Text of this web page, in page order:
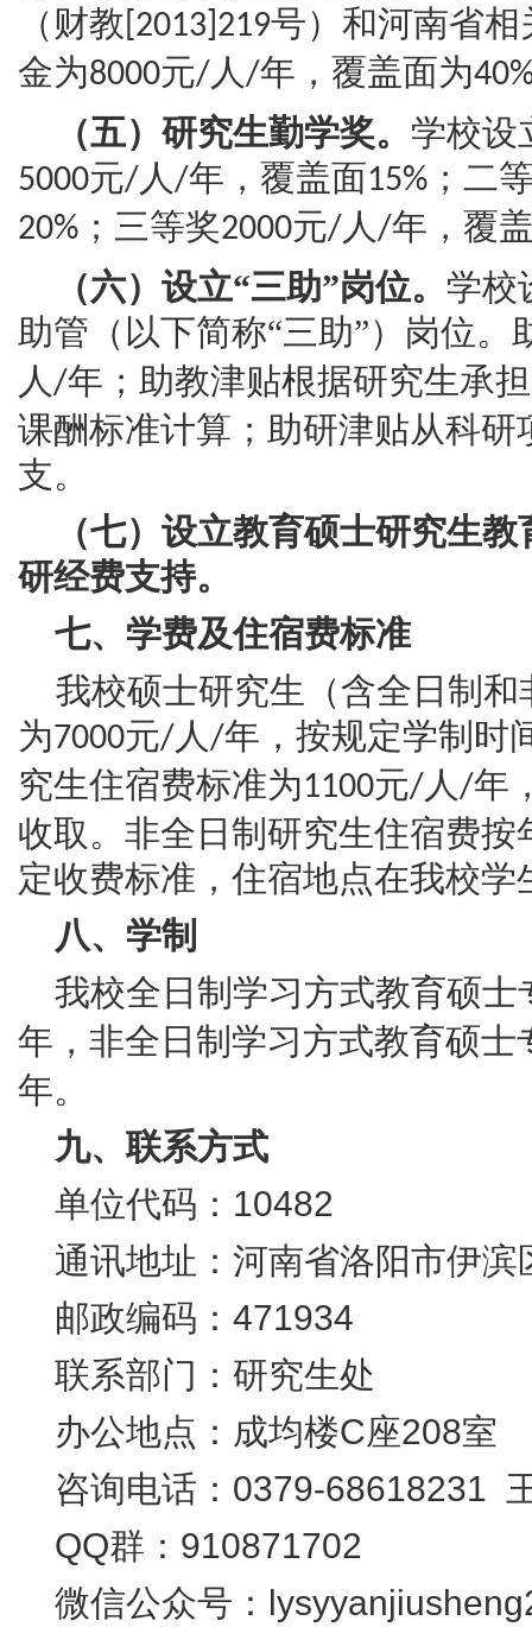
（财教 [2013]219号）和河南省
金为8000元/人/年，覆盖面为
（五）研究生勤学奖。 学校设
5000元/人/年，覆盖面15% ；二
20% ；三等奖2000元/人/年，覆
（六）设立“三助”岗位。 学校
助管（以下简称“三助”）岗位。
人/年；助教津贴根据研究生承
课酬标准计算；助研津贴从科
支。
（七）设立教育硕士研究生
研经费支持。
七、学费及住宿费标准
我校硕士研究生（含全日制
为7000元/人/年，按规定学制时
究生住宿费标准为1100元/人/年
收取。非全日制研究生住宿费
定收费标准，住宿地点在我校学
八、学制
我校全日制学习方式教育硕
年，非全日制学习方式教育硕
年。
九、联系方式
单位代码： 10482
通讯地址：河南省洛阳市伊滨
邮政编码： 471934
联系部门：研究生处
办公地点：成均楼C座208室
咨询电话： 0379-68618231
QQ群： 910871702
微信公众号：